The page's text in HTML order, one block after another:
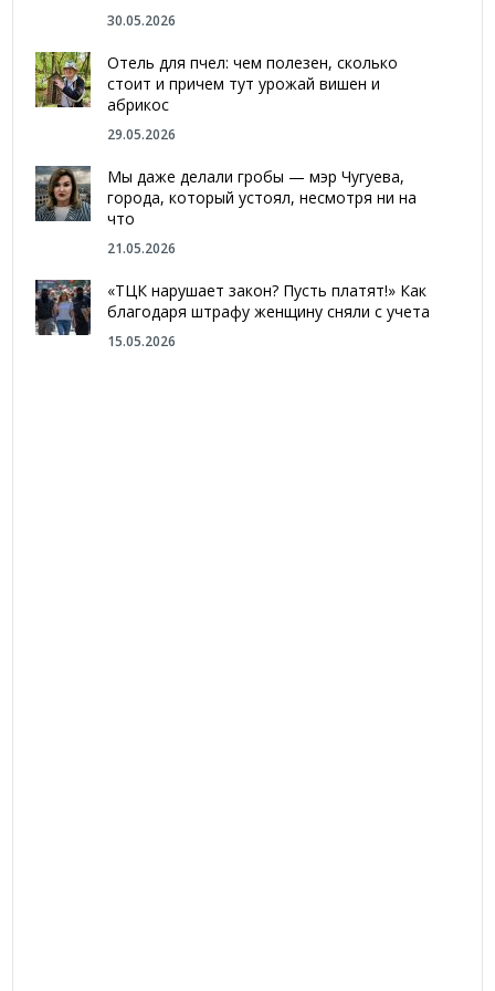
30.05.2026
Отель для пчел: чем полезен, сколько
стоит и причем тут урожай вишен и
абрикос
29.05.2026
Мы даже делали гробы — мэр Чугуева,
города, который устоял, несмотря ни на
что
21.05.2026
«ТЦК нарушает закон? Пусть платят!» Как
благодаря штрафу женщину сняли с учета
15.05.2026